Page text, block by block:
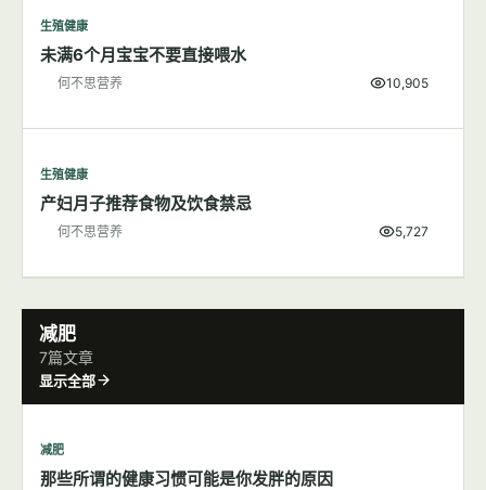
生殖健康
未满6个月宝宝不要直接喂水
何不思营养 10,905
生殖健康
产妇月子推荐食物及饮食禁忌
何不思营养 5,727
减肥
7篇文章
显示全部
减肥
那些所谓的健康习惯可能是你发胖的原因